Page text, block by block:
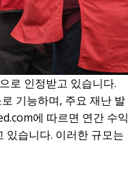
로 인정받고 있습니다.
기능하며, 주요 재난 발
에 따르면 연간 수익
있습니다. 이러한 규모는